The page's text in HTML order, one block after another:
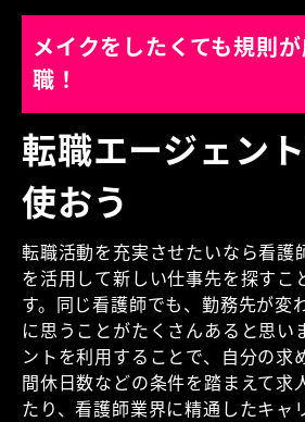
メイクをしたくても規則
職！
転職エージェン
使おう
転職活動を充実させたいなら看護
を活用して新しい仕事先を探すこ
す。同じ看護師でも、勤務先が変
に思うことがたくさんあると思い
ントを利用することで、自分の求
間休日数などの条件を踏まえて求
たり、看護師業界に精通したキャ